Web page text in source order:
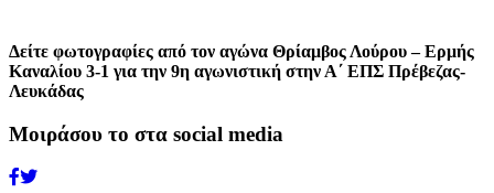
Δείτε φωτογραφίες από τον αγώνα Θρίαμβος Λούρου – Ερμής
Καναλίου 3-1 για την 9η αγωνιστική στην Α΄ ΕΠΣ Πρέβεζας-
Λευκάδας
Μοιράσου το στα social media